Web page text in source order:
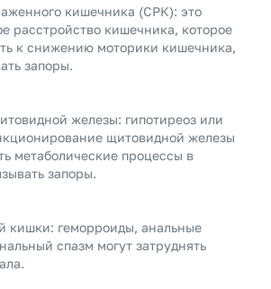
кишечника (СРК): это
расстройство кишечника, которое
к снижению моторики кишечника,
запоры.
железы: гипотиреоз или
щитовидной железы
метаболические процессы в
запоры.
кишки: геморроиды, анальные
спазм могут затруднять